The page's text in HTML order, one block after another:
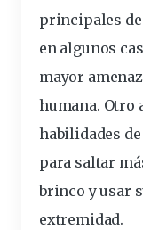
principales
en algunos
mayor
humana. Otro
habilidades
para saltar
brinco y usar
extremidad.